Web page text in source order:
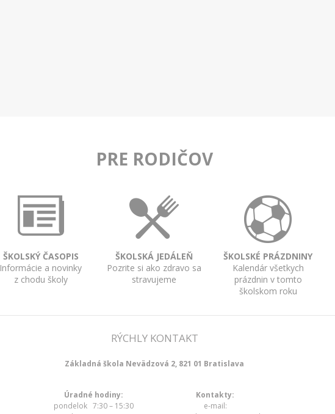
PRE RODIČOV
ŠKOLSKÝ ČASOPIS
Informácie a novinky
z chodu školy
ŠKOLSKÁ JEDÁLEŇ
Pozrite si ako zdravo sa
stravujeme
ŠKOLSKÉ PRÁZDNINY
Kalendár všetkych
prázdnin v tomto
školskom roku
RÝCHLY KONTAKT
Základná škola Nevädzová 2, 821 01 Bratislava
Úradné hodiny:
pondelok 7:30 – 15:30
Kontakty:
e-mail: